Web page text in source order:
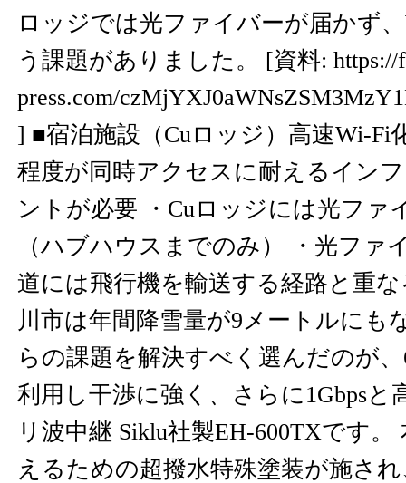
ロッジでは光ファイバーが届かず
う課題がありました。 [資料: https://
press.com/
] ■宿泊施設（Cuロッジ）高速Wi-Fi
程度が同時アクセスに耐えるイン
ントが必要 ・Cuロッジには光ファ
（ハブハウスまでのみ） ・光ファ
道には飛行機を輸送する経路と重
川市は年間降雪量が9メートルにも
らの課題を解決すべく選んだのが
利用し干渉に強く、さらに1Gbpsと
リ波中継 Siklu社製EH-600TXです
えるための超撥水特殊塗装が施さ